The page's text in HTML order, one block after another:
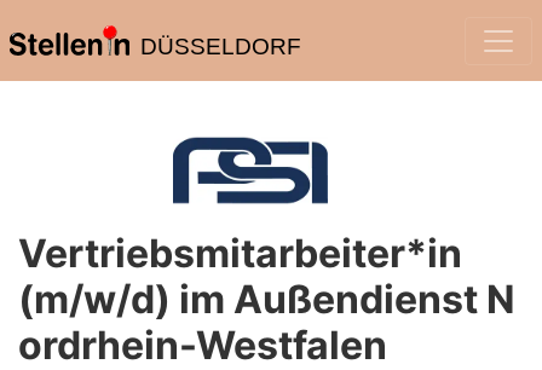
DÜSSELDORF
Vertriebsmitarbeiter*in
(m/w/d) im Außendienst N
ordrhein-Westfalen